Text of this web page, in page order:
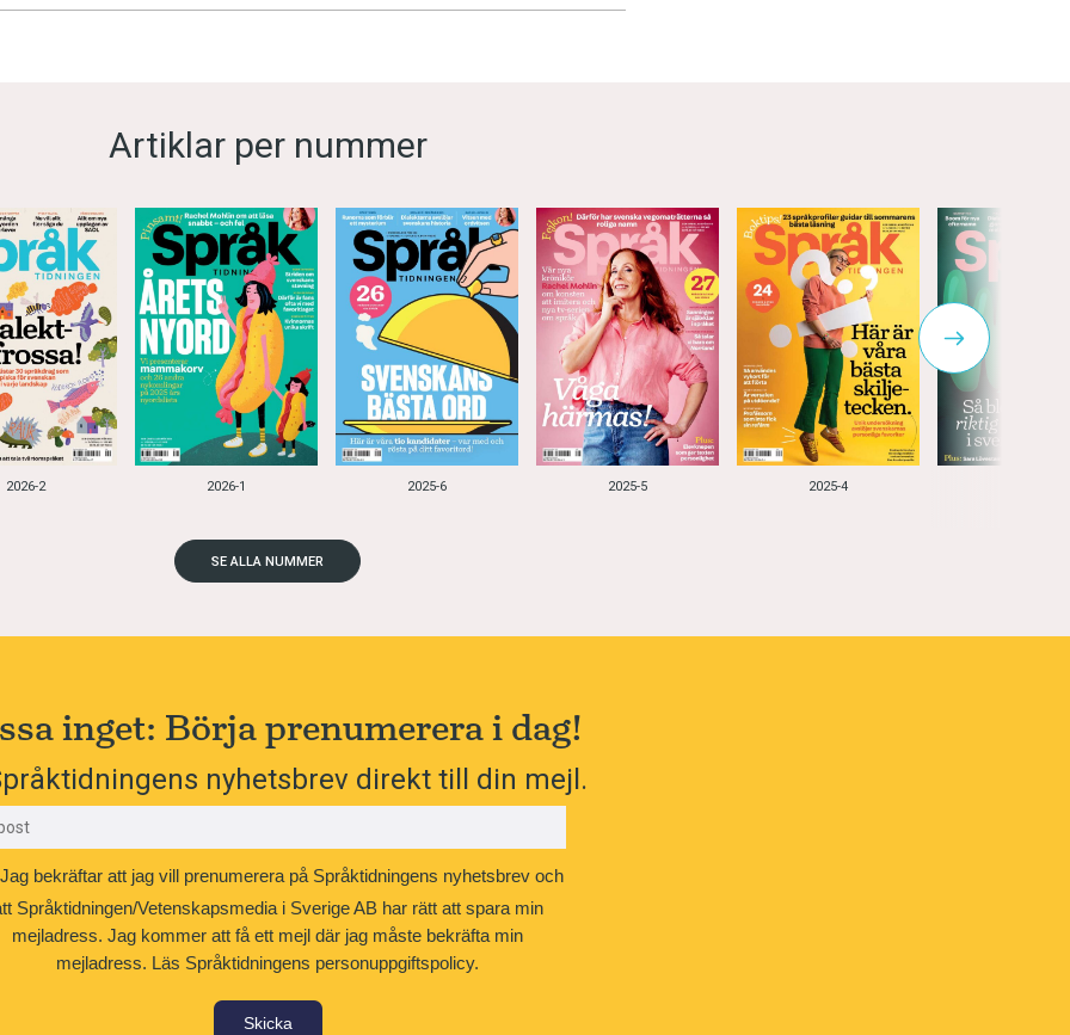
Artiklar per nummer
2026-2 2026-1 2025-6 2025-5 2025-4
SE ALLA NUMMER
inget: Börja prenumerera i dag!
nyhetsbrev direkt till din mejl.
Jag bekräftar att jag vill prenumerera på Språktidningens nyhetsbrev och
Språktidningen/Vetenskapsmedia i Sverige AB har rätt att spara min
mejladress. Jag kommer att få ett mejl där jag måste bekräfta min
mejladress. Läs Språktidningens personuppgiftspolicy.
Skicka